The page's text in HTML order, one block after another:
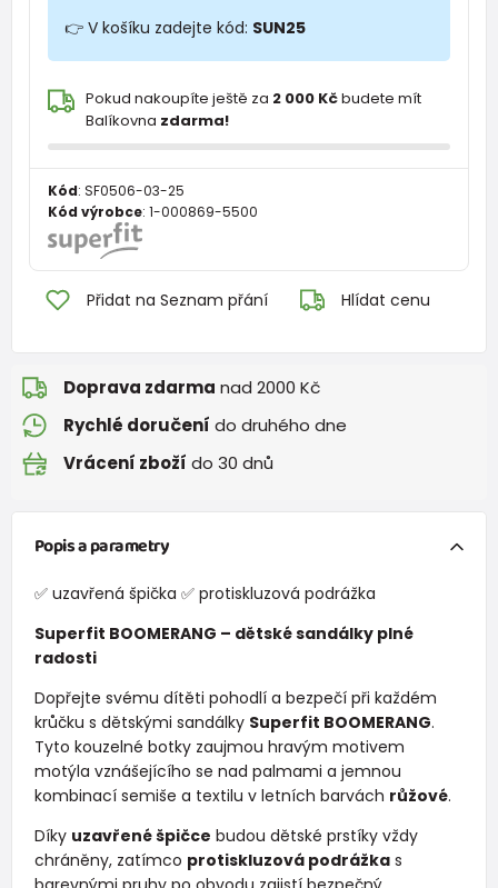
👉 V košíku zadejte kód: SUN25
Pokud nakoupíte ještě za 2 000 Kčbudete mít
Balíkovna zdarma!
Kód: SF0506-03-25
Kód výrobce: 1-000869-5500
Přidat na Seznam přání Hlídat cenu
Doprava zdarma nad 2000 Kč
Rychlé doručení do druhého dne
Vrácení zboží do 30 dnů
Popis a parametry
✅ uzavřená špička ✅ protiskluzová podrážka
Superfit BOOMERANG – dětské sandálky plné
radosti
Dopřejte svému dítěti pohodlí a bezpečí při každém
krůčku s dětskými sandálky Superfit BOOMERANG.
Tyto kouzelné botky zaujmou hravým motivem
motýla vznášejícího se nad palmami a jemnou
kombinací semiše a textilu v letních barvách růžové.
Díky uzavřené špičce budou dětské prstíky vždy
chráněny, zatímco protiskluzová podrážkas